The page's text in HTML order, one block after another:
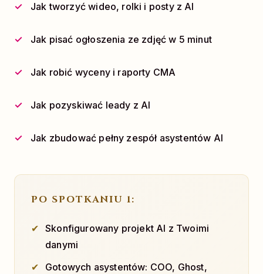
Jak tworzyć wideo, rolki i posty z AI
Jak pisać ogłoszenia ze zdjęć w 5 minut
Jak robić wyceny i raporty CMA
Jak pozyskiwać leady z AI
Jak zbudować pełny zespół asystentów AI
PO SPOTKANIU 1:
Skonfigurowany projekt AI z Twoimi
danymi
Gotowych asystentów: COO, Ghost,